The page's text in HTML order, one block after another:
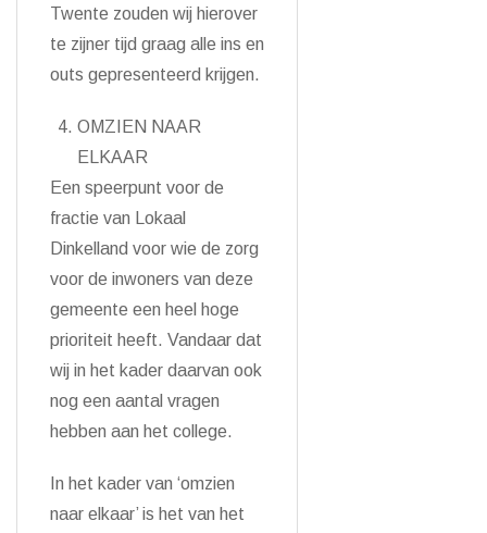
Twente zouden wij hierover
te zijner tijd graag alle ins en
outs gepresenteerd krijgen.
OMZIEN NAAR
ELKAAR
Een speerpunt voor de
fractie van Lokaal
Dinkelland voor wie de zorg
voor de inwoners van deze
gemeente een heel hoge
prioriteit heeft. Vandaar dat
wij in het kader daarvan ook
nog een aantal vragen
hebben aan het college.
In het kader van ‘omzien
naar elkaar’ is het van het